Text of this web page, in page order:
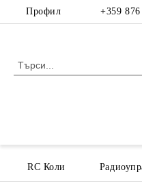
Профил +359 876
RC Коли